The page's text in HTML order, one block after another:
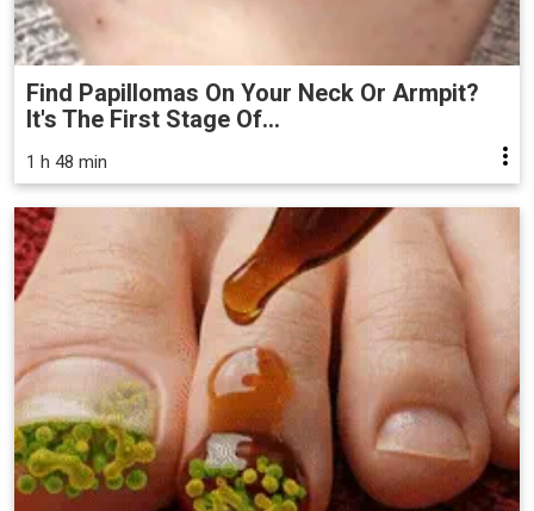
Find Papillomas On Your Neck Or Armpit?
It's The First Stage Of...
1 h 48 min